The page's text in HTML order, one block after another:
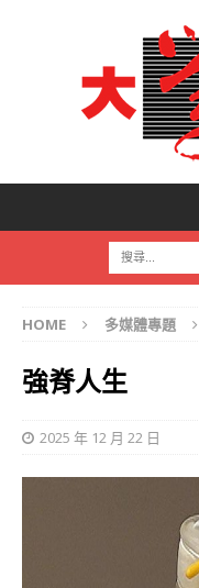
HOME 多媒體專題
強脊人生
2025 年 12 月 22 日